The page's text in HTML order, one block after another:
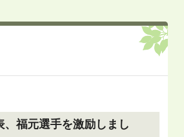
、福元選手を激励しまし